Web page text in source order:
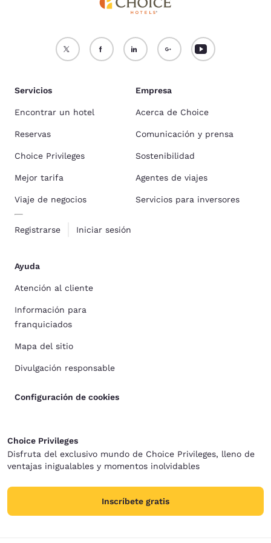
Servicios
Encontrar un hotel
Reservas
Choice Privileges
Mejor tarifa
Viaje de negocios
Registrarse Iniciar sesión
Empresa
Acerca de Choice
Comunicación y prensa
Sostenibilidad
Agentes de viajes
Servicios para inversores
Ayuda
Atención al cliente
Información para
franquiciados
Mapa del sitio
Divulgación responsable
Configuración de cookies
Choice Privileges
Disfruta del exclusivo mundo de Choice Privileges, lleno de
ventajas inigualables y momentos inolvidables
Inscríbete gratis